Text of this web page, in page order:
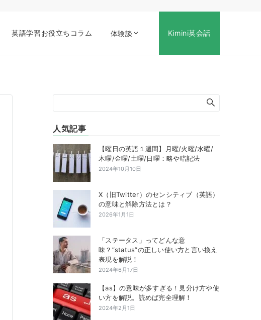
英語学習お役立ちコラム 体験談 Kimini英会話
人気記事
【曜日の英語１週間】月曜/火曜/水曜/
木曜/金曜/土曜/日曜：略や暗記法
2024年10月10日
X（旧Twitter）のセンシティブ（英語）
の意味と解除方法とは？
2026年1月1日
「ステータス」ってどんな意
味？”status”の正しい使い方と言い換え
表現を解説！
2024年6月17日
【as】の意味が多すぎる！見分け方や使
い方を解説。読めば完全理解！
2024年2月1日